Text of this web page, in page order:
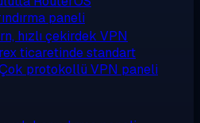
paneli
hızlı çekirdek VPN
ticaretinde standart
protokollü VPN paneli